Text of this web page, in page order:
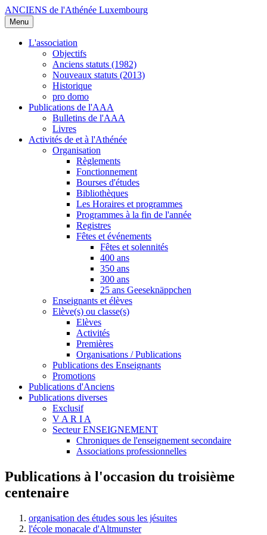
ANCIENS de l'Athénée Luxembourg
Menu
L'association
Objectifs
Anciens statuts (1982)
Nouveaux statuts (2013)
Historique
pro domo
Publications de l'AAA
Bulletins de l'AAA
Livres
Activités de et à l'Athénée
Organisation
Règlements
Fonctionnement
Bourses d'études
Bibliothèques
Les Horaires et programmes
Programmes à la fin de l'année
Registres
Fêtes et événements
Fêtes et solennités
400 ans
350 ans
300 ans
25 ans Geeseknäppchen
Enseignants et élèves
Elève(s) ou classe(s)
Elèves
Activités
Premières
Organisations / Publications
Publications des Enseignants
Promotions
Publications d'Anciens
Publications diverses
Exclusif
V A R I A
Secteur ENSEIGNEMENT
Chroniques de l'enseignement secondaire
Associations professionnelles
Publications à l'occasion du troisième
centenaire
organisation des études sous les jésuites
l'école monacale d'Altmunster